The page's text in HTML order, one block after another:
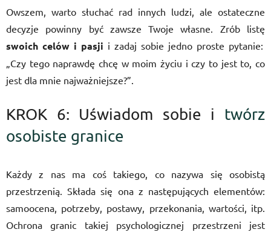
Owszem, warto słuchać rad innych ludzi, ale ostateczne
decyzje powinny być zawsze Twoje własne. Zrób listę
swoich celów i pasji i zadaj sobie jedno proste pytanie:
„Czy tego naprawdę chcę w moim życiu i czy to jest to, co
jest dla mnie najważniejsze?”.
KROK 6: Uświadom sobie i twórz
osobiste granice
Każdy z nas ma coś takiego, co nazywa się osobistą
przestrzenią. Składa się ona z następujących elementów:
samoocena, potrzeby, postawy, przekonania, wartości, itp.
Ochrona granic takiej psychologicznej przestrzeni jest